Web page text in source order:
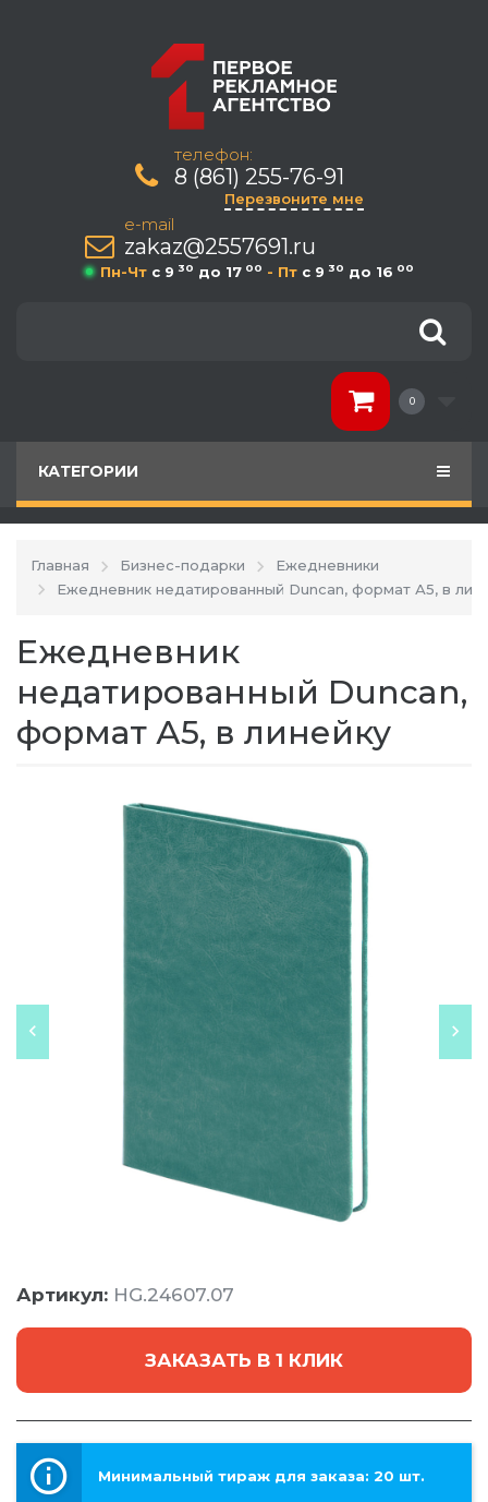
телефон:
8 (861) 255-76-91
Перезвоните мне
e-mail
zakaz@2557691.ru
Пн-Чт c 9 30 до 17 00 - Пт c 9 30 до 16 00
0
КАТЕГОРИИ
Главная Бизнес-подарки
Ежедневники
Ежедневник недатированный Duncan, формат А5, в
Ежедневник
недатированный Duncan,
формат А5, в линейку
Артикул: HG.24607.07
ЗАКАЗАТЬ В 1 КЛИК
Минимальный тираж для заказа: 20 шт.